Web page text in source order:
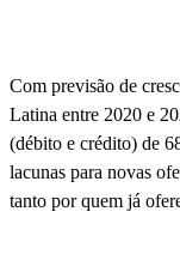
Com previsão de
Latina entre 2020 e
(débito e crédito) de
lacunas para novas
tanto por quem já